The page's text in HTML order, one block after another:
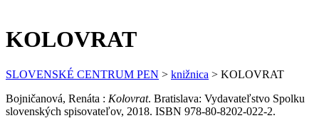
KOLOVRAT
SLOVENSKÉ CENTRUM PEN > knižnica > KOLOVRAT
Bojničanová, Renáta : Kolovrat. Bratislava: Vydavateľstvo Spolku
slovenských spisovateľov, 2018. ISBN 978-80-8202-022-2.